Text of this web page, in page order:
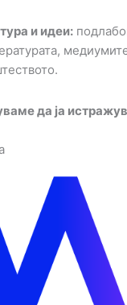
и идеи:
да ја